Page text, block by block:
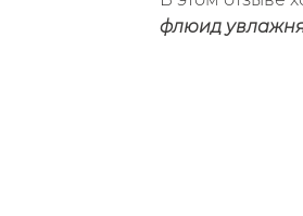
флюид